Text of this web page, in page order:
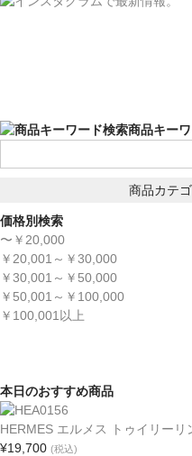
商品キー
商品カテ
価格別検索
〜￥20,000
￥20,001～￥30,000
￥30,001～￥50,000
￥50,001～￥100,000
￥100,001以上
本日のおすすめ商品
HERMES エルメス トゥイリー
¥19,700 (税込)